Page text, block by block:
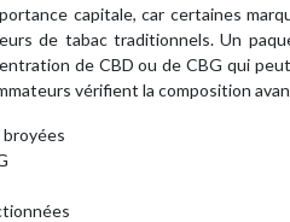
capitale, car certaines
de tabac traditionnels. Un
de CBD ou de CBG qui
vérifient la composition